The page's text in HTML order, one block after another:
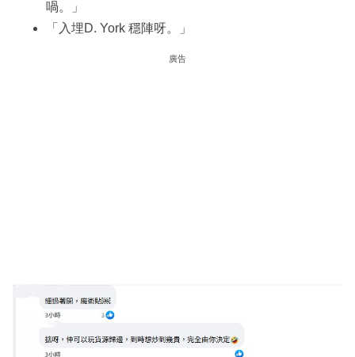
喎。」
「入埋D. York 穩陣呀。」
廣告